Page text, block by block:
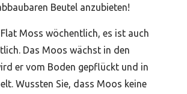
Beutel anzubieten!
Moss wöchentlich, es ist auch
Das Moos wächst in den
er vom Boden gepflückt und in
Wussten Sie, dass Moos keine